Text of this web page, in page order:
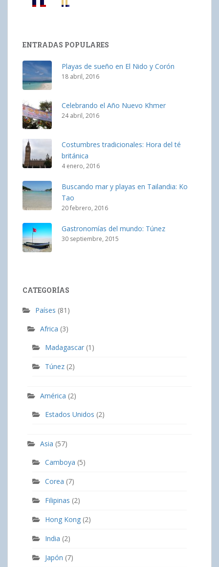
ENTRADAS POPULARES
Playas de sueño en El Nido y Corón
18 abril, 2016
Celebrando el Año Nuevo Khmer
24 abril, 2016
Costumbres tradicionales: Hora del té
británica
4 enero, 2016
Buscando mar y playas en Tailandia: Ko
Tao
20 febrero, 2016
Gastronomías del mundo: Túnez
30 septiembre, 2015
CATEGORÍAS
Países (81)
Africa (3)
Madagascar (1)
Túnez (2)
América (2)
Estados Unidos (2)
Asia (57)
Camboya (5)
Corea (7)
Filipinas (2)
Hong Kong (2)
India (2)
Japón (7)